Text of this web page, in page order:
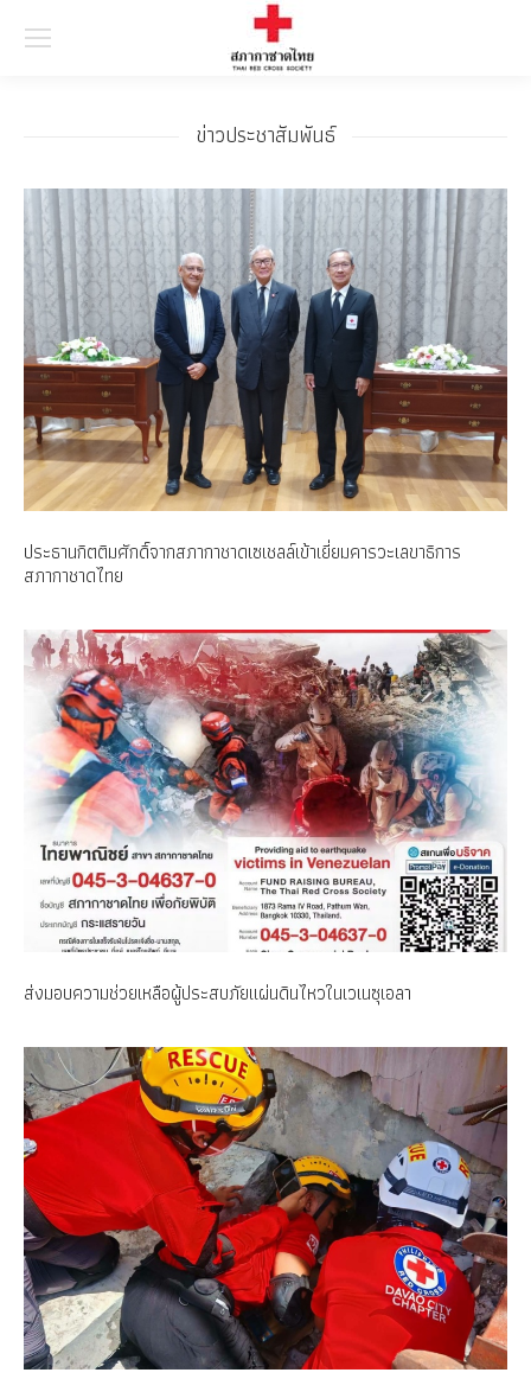
ข่าวประชาสัมพันธ์
ประธานกิตติมศักดิ์จากสภากาชาดเซเชลล์เข้าเยี่ยมคารวะเลขาธิการ
สภากาชาดไทย
ส่งมอบความช่วยเหลือผู้ประสบภัยแผ่นดินไหวในเวเนซุเอลา